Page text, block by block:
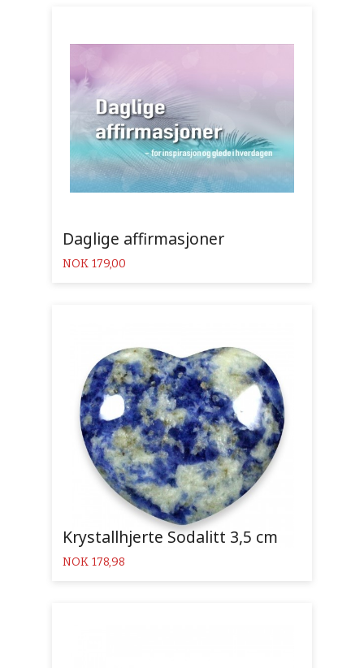
Daglige affirmasjoner
Pris
NOK 179,00
Krystallhjerte Sodalitt 3,5 cm
Pris
NOK 178,98